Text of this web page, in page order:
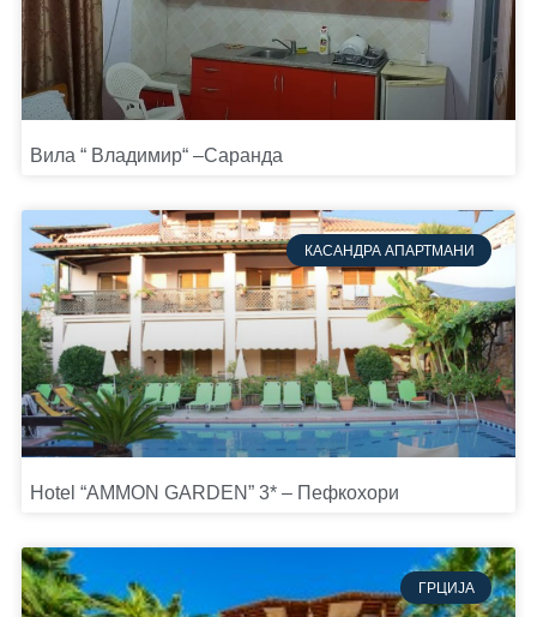
Вила “ Владимир“ –Саранда
КАСАНДРА АПАРТМАНИ
Hotel “AMMON GARDEN” 3* – Пефкохори
ГРЦИЈА